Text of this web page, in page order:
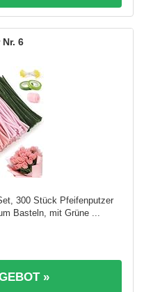
6
300 Stück Pfeifenputzer
Basteln, mit Grüne ...
»